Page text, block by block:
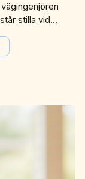
stilla vid
i